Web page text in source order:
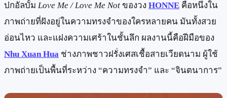
ปกอัลบั้ม Love Me / Love Me Not ของวง HONNE คือหนึ่งใน
ภาพถ่ายที่ฝังอยู่ในความทรงจำของใครหลายคน มันทั้งสวย
อ่อนไหว และแฝงความเศร้าในชั้นลึก ผลงานนี้คือฝีมือของ
Nhu Xuan Hua ช่างภาพชาวฝรั่งเศสเชื้อสายเวียดนาม ผู้ใช้
ภาพถ่ายเป็นพื้นที่ระหว่าง “ความทรงจำ” และ “จินตนาการ”